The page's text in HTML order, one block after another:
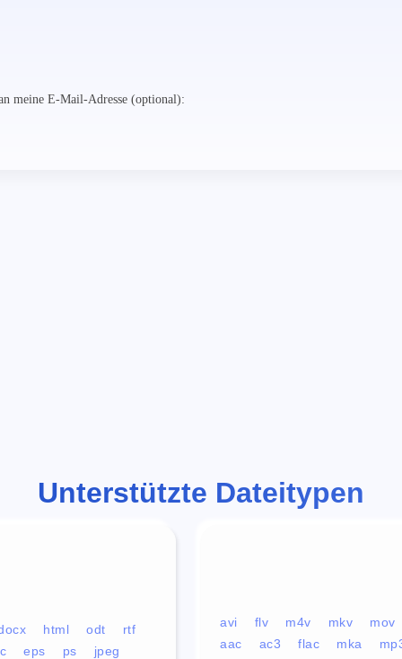
meine E-Mail-Adresse (optional):
Unterstützte Dateitypen
html odt
rtf
eps ps jpeg
avi flv m4v mkv
mov
aac
ac3 flac mka